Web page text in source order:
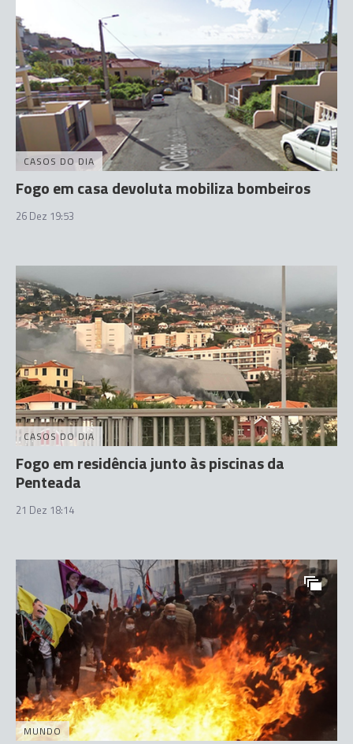
CASOS DO DIA
Fogo em casa devoluta mobiliza bombeiros
26 Dez 19:53
CASOS DO DIA
Fogo em residência junto às piscinas da
Penteada
21 Dez 18:14
MUNDO